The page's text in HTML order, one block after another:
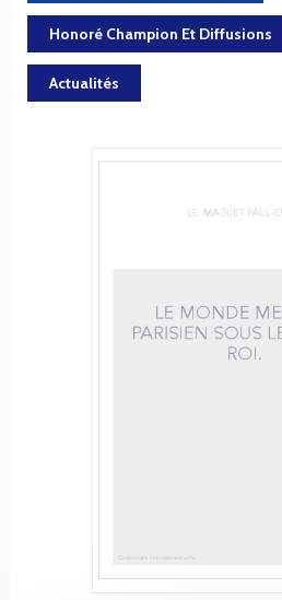
Honoré Champion Et Diffusions
Actualités